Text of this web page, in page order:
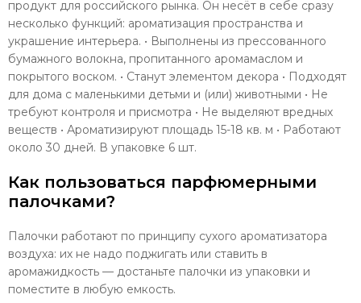
продукт для российского рынка. Он несёт в себе сразу
несколько функций: ароматизация пространства и
украшение интерьера. • Выполнены из прессованного
бумажного волокна, пропитанного аромамаслом и
покрытого воском. • Станут элементом декора • Подходят
для дома с маленькими детьми и (или) животными • Не
требуют контроля и присмотра • Не выделяют вредных
веществ • Ароматизируют площадь 15-18 кв. м • Работают
около 30 дней. В упаковке 6 шт.
Как пользоваться парфюмерными
палочками?
Палочки работают по принципу сухого ароматизатора
воздуха: их не надо поджигать или ставить в
аромажидкость — достаньте палочки из упаковки и
поместите в любую емкость.